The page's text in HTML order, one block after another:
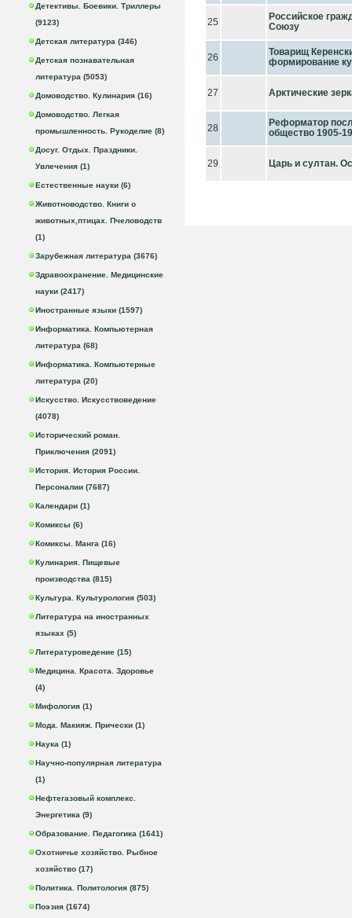
Детективы. Боевики. Триллеры
(9123)
Детская литература (346)
Детская познавательная
литература (5053)
Домоводство. Кулинария (16)
Домоводство. Легкая
промышленность. Рукоделие (8)
Досуг. Отдых. Праздники.
Увлечения (1)
Естественные науки (6)
Животноводство. Книги о
животных,птицах. Пчеловодств
(1)
Зарубежная литература (3676)
Здравоохранение. Медицинские
науки (2417)
Иностранные языки (1597)
Информатика. Компьютерная
литература (68)
Информатика. Компьютерные
литература (20)
Искусство. Искусствоведение
(4078)
Исторический роман.
Приключения (2091)
История. История России.
Персоналии (7687)
Календари (1)
Комиксы (6)
Комиксы. Манга (16)
Кулинария. Пищевые
производства (815)
Культура. Культурология (503)
Литература на иностранных
языках (5)
Литературоведение (15)
Медицина. Красота. Здоровье
(4)
Мифология (1)
Мода. Макияж. Прически (1)
Наука (1)
Научно-популярная литература
(1)
Нефтегазовый комплекс.
Энергетика (9)
Образование. Педагогика (1641)
Охотничье хозяйство. Рыбное
хозяйство (17)
Политика. Политология (875)
Поэзия (1674)
25
Российское
Союзу
26
Товарищ
формирование
27 Арктические
28
Реформатор
общество 1905-
29 Царь и султан.